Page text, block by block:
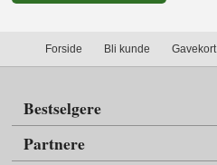
Forside Bli kunde Gavekort
Bestselgere
Partnere